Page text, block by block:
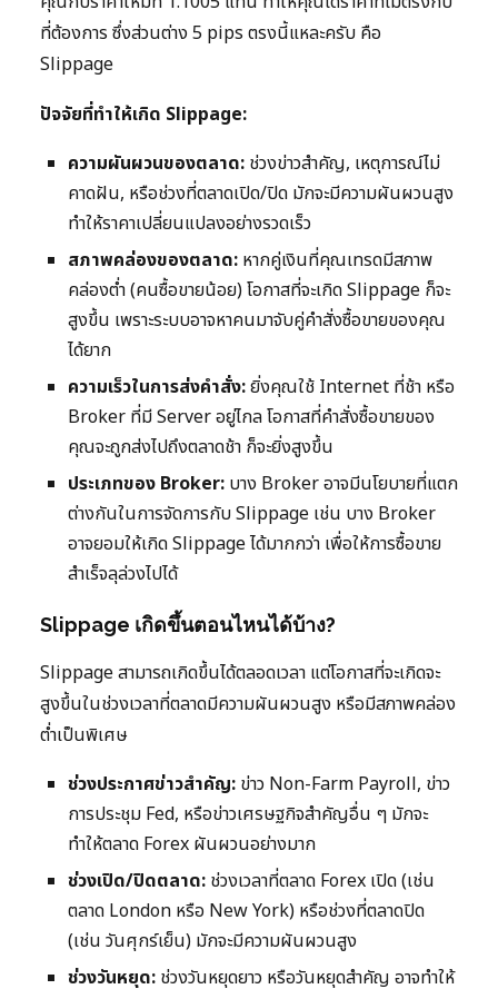
ที่ต้องการ ซึ่งส่วนต่าง 5 pips ตรงนี้แหละครับ คือ
Slippage
ปัจจัยที่ทำให้เกิด Slippage:
ความผันผวนของตลาด: ช่วงข่าวสำคัญ, เหตุการณ์ไม่
คาดฝัน, หรือช่วงที่ตลาดเปิด/ปิด มักจะมีความผันผวนสูง
ทำให้ราคาเปลี่ยนแปลงอย่างรวดเร็ว
สภาพคล่องของตลาด: หากคู่เงินที่คุณเทรดมีสภาพ
คล่องต่ำ (คนซื้อขายน้อย) โอกาสที่จะเกิด Slippage ก็จะ
สูงขึ้น เพราะระบบอาจหาคนมาจับคู่คำสั่งซื้อขายของคุณ
ได้ยาก
ความเร็วในการส่งคำสั่ง:ยิ่งคุณใช้ Internet ที่ช้า หรือ
Broker ที่มี Server อยู่ไกล โอกาสที่คำสั่งซื้อขายของ
คุณจะถูกส่งไปถึงตลาดช้า ก็จะยิ่งสูงขึ้น
ประเภทของ Broker: บาง Broker อาจมีนโยบายที่แตก
ต่างกันในการจัดการกับ Slippage เช่น บาง Broker
อาจยอมให้เกิด Slippage ได้มากกว่า เพื่อให้การซื้อขาย
สำเร็จลุล่วงไปได้
Slippage เกิดขึ้นตอนไหนได้บ้าง?
Slippage สามารถเกิดขึ้นได้ตลอดเวลา แต่โอกาสที่จะเกิดจะ
สูงขึ้นในช่วงเวลาที่ตลาดมีความผันผวนสูง หรือมีสภาพคล่อง
ต่ำเป็นพิเศษ
ช่วงประกาศข่าวสำคัญ: ข่าว Non-Farm Payroll, ข่าว
การประชุม Fed, หรือข่าวเศรษฐกิจสำคัญอื่น ๆ มักจะ
ทำให้ตลาด Forex ผันผวนอย่างมาก
ช่วงเปิด/ปิดตลาด: ช่วงเวลาที่ตลาด Forex เปิด (เช่น
ตลาด London หรือ New York) หรือช่วงที่ตลาดปิด
(เช่น วันศุกร์เย็น) มักจะมีความผันผวนสูง
ช่วงวันหยุด: ช่วงวันหยุดยาว หรือวันหยุดสำคัญ อาจทำให้